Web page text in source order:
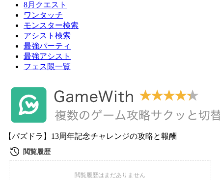
8月クエスト
ワンタッチ
モンスター検索
アシスト検索
最強パーティ
最強アシスト
フェス限一覧
【パズドラ】13周年記念チャレンジの攻略と報酬